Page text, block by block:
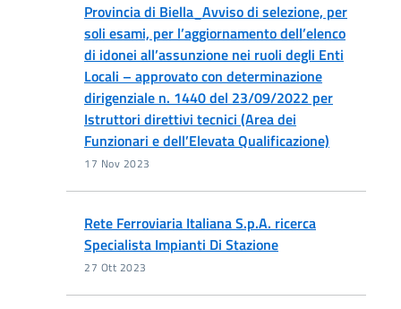
Provincia di Biella_Avviso di selezione, per
soli esami, per l’aggiornamento dell’elenco
di idonei all’assunzione nei ruoli degli Enti
Locali – approvato con determinazione
dirigenziale n. 1440 del 23/09/2022 per
Istruttori direttivi tecnici (Area dei
Funzionari e dell’Elevata Qualificazione)
17 Nov 2023
Rete Ferroviaria Italiana S.p.A. ricerca
Specialista Impianti Di Stazione
27 Ott 2023